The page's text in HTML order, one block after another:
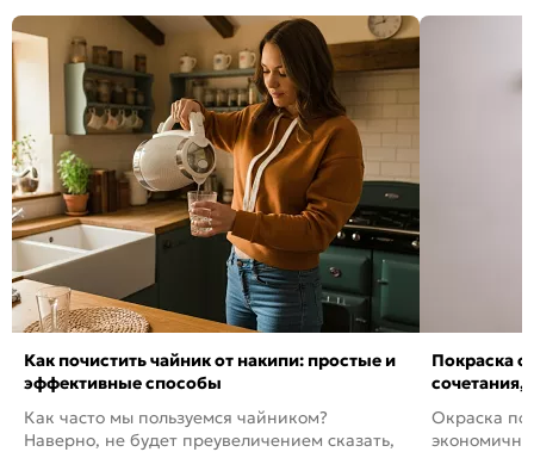
Как почистить чайник от накипи: простые и
эффективные способы
Как часто мы пользуемся чайником?
Наверно, не будет преувеличением сказать,
Покраска
сочетания,
Окраска